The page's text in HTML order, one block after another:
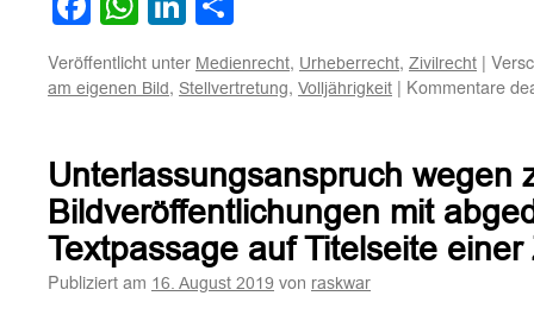
Veröffentlicht unter Medienrecht, Urheberrecht, Zivilrecht |
am eigenen Bild, Stellvertretung, Volljährigkeit | Kommentare
Unterlassungsanspruch wegen
Bildveröffentlichungen mit
Textpassage auf Titelseite einer
Publiziert am 16. August 2019 von raskwar